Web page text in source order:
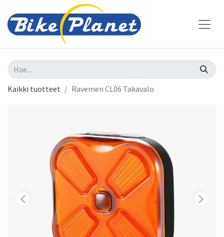
Kaikki tuotteet Ravemen CL06 Takavalo